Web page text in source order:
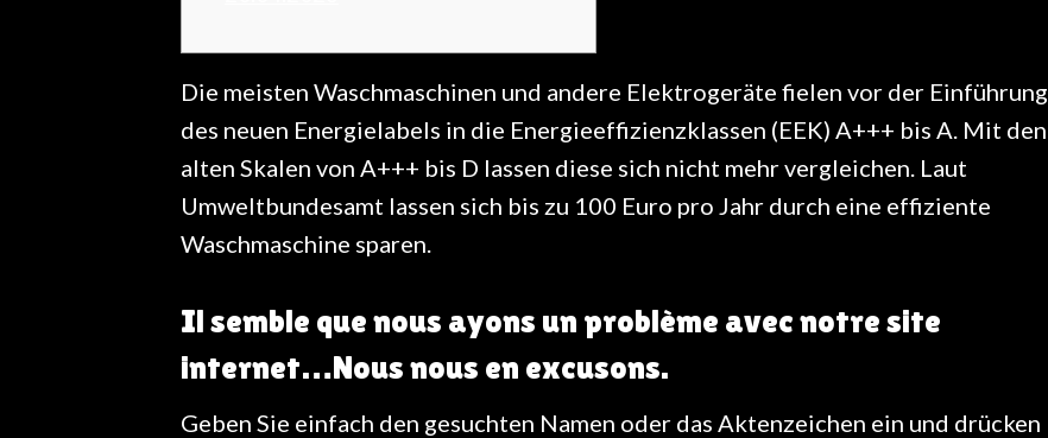
Die meisten Waschmaschinen und andere Elektrogeräte fielen vor der Einführung
des neuen Energielabels in die Energieeffizienzklassen (EEK) A+++ bis A. Mit den
alten Skalen von A+++ bis D lassen diese sich nicht mehr vergleichen. Laut
Umweltbundesamt lassen sich bis zu 100 Euro pro Jahr durch eine effiziente
Waschmaschine sparen.
Il semble que nous ayons un problème avec notre site
internet…Nous nous en excusons.
Geben Sie einfach den gesuchten Namen oder das Aktenzeichen ein und drücken